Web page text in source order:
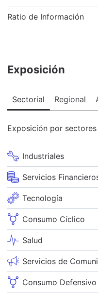
Ratio de Información
Exposición
Sectorial Regional
Exposición por sectores
Industriales
Servicios
Tecnología
Consumo Cíclico
Salud
Servicios de
Consumo Defensivo